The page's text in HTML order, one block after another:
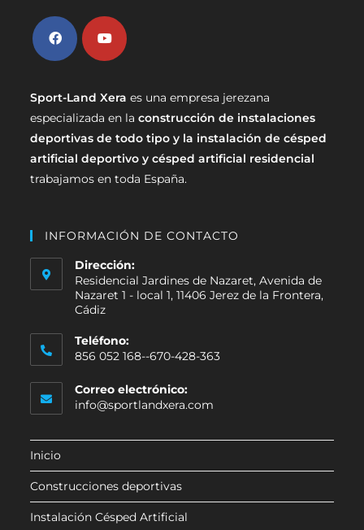
Sport-Land Xera es una empresa jerezana
especializada en laconstrucción de instalaciones
deportivas de todo tipo y la instalación de césped
artificial deportivo y césped artificial residencial
trabajamos en toda España.
INFORMACIÓN DE CONTACTO
Dirección:
Residencial Jardines de Nazaret, Avenida de
Nazaret 1 - local 1, 11406 Jerez de la Frontera,
Cádiz
Teléfono:
856 052 168--670-428-363
Correo electrónico:
info@sportlandxera.com
Inicio
Construcciones deportivas
Instalación Césped Artificial